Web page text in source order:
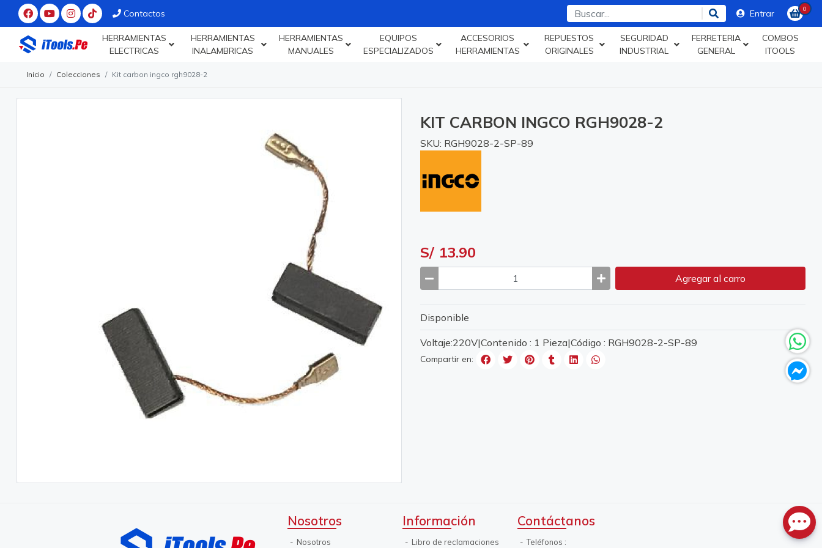
Contactos Entrar 0
HERRAMIENTAS
ELECTRICAS
HERRAMIENTAS
INALAMBRICAS
HERRAMIENTAS
MANUALES
EQUIPOS
ESPECIALIZADOS
ACCESORIOS
HERRAMIENTAS
REPUESTOS
ORIGINALES
SEGURIDAD
INDUSTRIAL
FERRETERIA
GENERAL
COMBOS
ITOOLS
Inicio Colecciones Kit carbon ingco rgh9028-2
KIT CARBON INGCO RGH9028-2
SKU: RGH9028-2-SP-89
S/ 13.90
Agregaral carro
Disponible
Voltaje:220V|Contenido : 1 Pieza|Código : RGH9028-2-SP-89
Compartir en:
Nosotros
Nosotros
Información
Libro de reclamaciones
Contáctanos
Teléfonos